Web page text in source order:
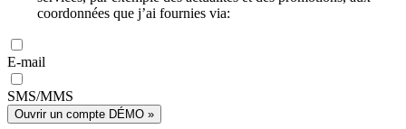
coordonnées que j’ai fournies via:
E-mail
SMS/MMS
Ouvrir un compte DÉMO »